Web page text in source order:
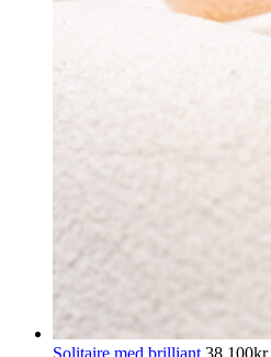
Solitaire med brilliant 38.100kr.